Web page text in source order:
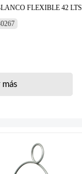
FLEXIBLE 42 LTS
más